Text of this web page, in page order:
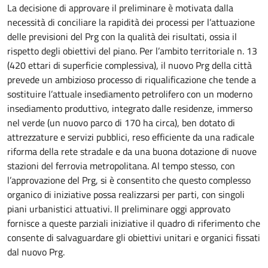
La decisione di approvare il preliminare è motivata dalla
necessità di conciliare la rapidità dei processi per l’attuazione
delle previsioni del Prg con la qualità dei risultati, ossia il
rispetto degli obiettivi del piano. Per l’ambito territoriale n. 13
(420 ettari di superficie complessiva), il nuovo Prg della città
prevede un ambizioso processo di riqualificazione che tende a
sostituire l’attuale insediamento petrolifero con un moderno
insediamento produttivo, integrato dalle residenze, immerso
nel verde (un nuovo parco di 170 ha circa), ben dotato di
attrezzature e servizi pubblici, reso efficiente da una radicale
riforma della rete stradale e da una buona dotazione di nuove
stazioni del ferrovia metropolitana. Al tempo stesso, con
l’approvazione del Prg, si è consentito che questo complesso
organico di iniziative possa realizzarsi per parti, con singoli
piani urbanistici attuativi. Il preliminare oggi approvato
fornisce a queste parziali iniziative il quadro di riferimento che
consente di salvaguardare gli obiettivi unitari e organici fissati
dal nuovo Prg.